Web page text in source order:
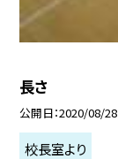
長さ
公開日 2020/08/28
校長室より